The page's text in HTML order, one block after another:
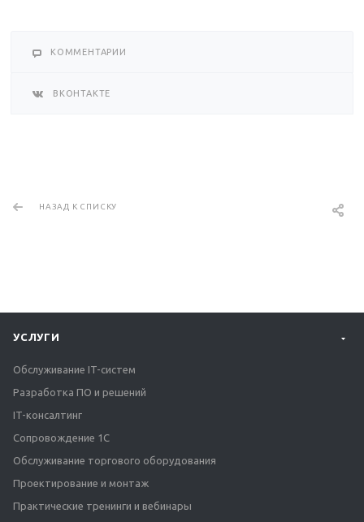
КОММЕНТАРИИ
ВКОНТАКТЕ
НАЗАД К СПИСКУ
УСЛУГИ
Обслуживание IT-систем
Разработка ПО и решений
IT-консалтинг
Сопровождение 1С
Обслуживание торгового оборудования
Проектирование и монтаж
Практические тренинги и вебинары